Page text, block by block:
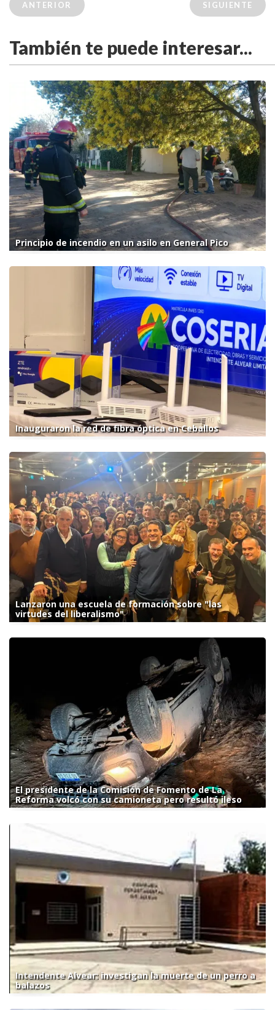
ANTERIOR SIGUIENTE
También te puede interesar...
Principio de incendio en un asilo en General Pico
Inauguraron la red de fibra óptica en Ceballos
Lanzaron una escuela de formación sobre "las
virtudes del liberalismo"
El presidente de la Comisión de Fomento de La
Reforma volcó con su camioneta pero resultó ileso
Intendente Alvear: investigan la muerte de un perro a
balazos